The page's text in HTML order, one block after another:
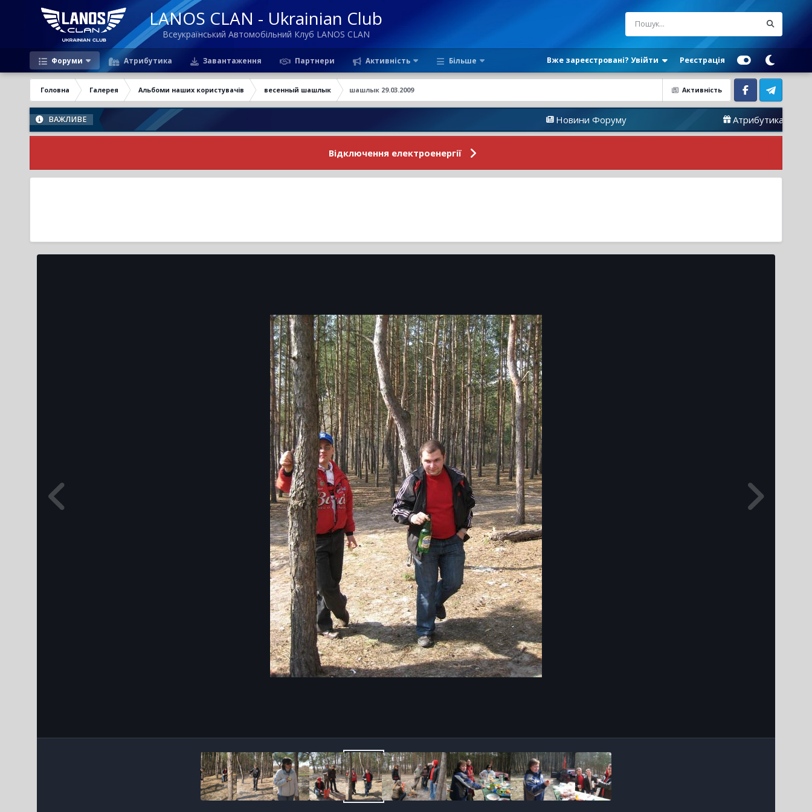
LANOS CLAN - Ukrainian Club
Всеукраїнський Автомобільний Клуб LANOS CLAN
Форуми Атрибутика Завантаження Партнери Активність Більше Вже зареєстровані? Увійти Реєстрація
Активність
Головна Галерея Альбоми наших користувачів весенный шашлык шашлык 29.03.2009
Facebook Telegram
ВАЖЛИВЕ Новини Форуму Атрибутика
Відключення електроенергії